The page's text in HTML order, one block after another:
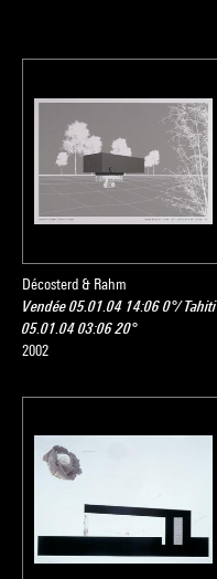
Décosterd & Rahm
Vendée 05.01.04 14:06 0°/ Tahiti
05.01.04 03:06 20°
2002